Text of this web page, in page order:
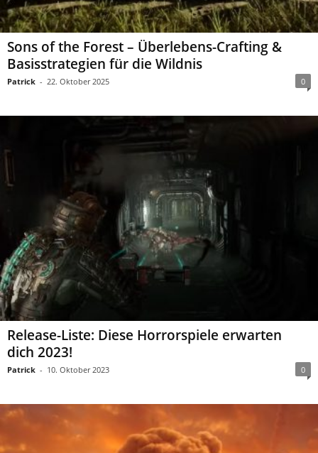
Sons of the Forest – Überlebens-Crafting &
Basisstrategien für die Wildnis
Patrick - 22. Oktober 2025 0
Release-Liste: Diese Horrorspiele erwarten
dich 2023!
Patrick - 10. Oktober 2023 0